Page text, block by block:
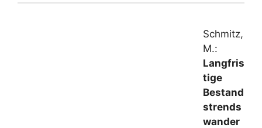
Schmitz,
M.:
Langfris
tige
Bestand
strends
wander